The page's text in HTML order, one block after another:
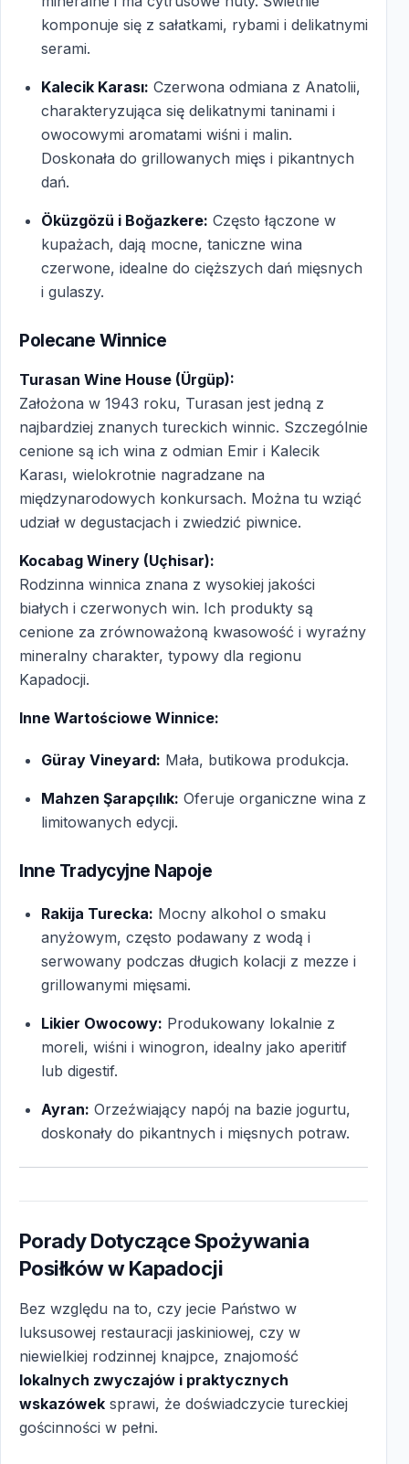
komponuje się z sałatkami, rybami i delikatnymi
serami.
Kalecik Karası: Czerwona odmiana z Anatolii,
charakteryzująca się delikatnymi taninami i
owocowymi aromatami wiśni i malin.
Doskonała do grillowanych mięs i pikantnych
dań.
Öküzgözü i Boğazkere: Często łączone w
kupażach, dają mocne, taniczne wina
czerwone, idealne do cięższych dań mięsnych
i gulaszy.
Polecane Winnice
Turasan Wine House (Ürgüp):
Założona w 1943 roku, Turasan jest jedną z
najbardziej znanych tureckich winnic. Szczególnie
cenione są ich wina z odmian Emir i Kalecik
Karası, wielokrotnie nagradzane na
międzynarodowych konkursach. Można tu wziąć
udział w degustacjach i zwiedzić piwnice.
Kocabag Winery (Uçhisar):
Rodzinna winnica znana z wysokiej jakości
białych i czerwonych win. Ich produkty są
cenione za zrównoważoną kwasowość i wyraźny
mineralny charakter, typowy dla regionu
Kapadocji.
Inne Wartościowe Winnice:
Güray Vineyard: Mała, butikowa produkcja.
Mahzen Şarapçılık: Oferuje organiczne wina z
limitowanych edycji.
Inne Tradycyjne Napoje
Rakija Turecka: Mocny alkohol o smaku
anyżowym, często podawany z wodą i
serwowany podczas długich kolacji z mezze i
grillowanymi mięsami.
Likier Owocowy: Produkowany lokalnie z
moreli, wiśni i winogron, idealny jako aperitif
lub digestif.
Ayran: Orzeźwiający napój na bazie jogurtu,
doskonały do pikantnych i mięsnych potraw.
Porady Dotyczące Spożywania
Posiłków w Kapadocji
Bez względu na to, czy jecie Państwo w
luksusowej restauracji jaskiniowej, czy w
niewielkiej rodzinnej knajpce, znajomość
lokalnych zwyczajów i praktycznych
wskazówek sprawi, że doświadczycie tureckiej
gościnności w pełni.